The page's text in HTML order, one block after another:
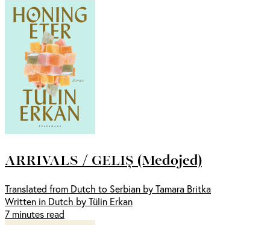
ARRIVALS / GELIȘ (Medojed)
Translated from Dutch to Serbian by Tamara Britka
Written in Dutch by Tülin Erkan
7 minutes read